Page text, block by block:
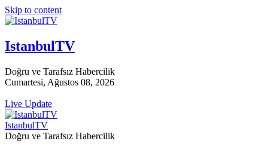
Skip to content
IstanbulTV
Doğru ve Tarafsız Habercilik
Cumartesi, Ağustos 08, 2026
Live Update
IstanbulTV
Doğru ve Tarafsız Habercilik